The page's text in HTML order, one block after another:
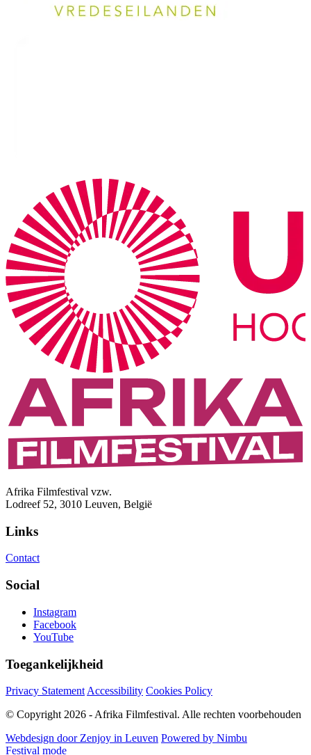
Afrika Filmfestival vzw.
Lodreef 52, 3010 Leuven, België
Links
Contact
Social
Instagram
Facebook
YouTube
Toegankelijkheid
Privacy Statement Accessibility Cookies Policy
© Copyright 2026 - Afrika Filmfestival. Alle rechten voorbehouden
Webdesign door Zenjoy in Leuven Powered by Nimbu
Festival mode